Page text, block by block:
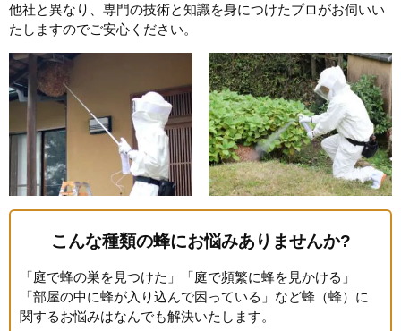
他社と異なり、専門の技術と知識を身につけたプロがお伺いい
たしますのでご安心ください。
こんな種類の蜂にお悩みありませんか?
「庭で蜂の巣を見つけた」「庭で頻繁に蜂を見かける」
「部屋の中に蜂が入り込んで困っている」など蜂（蜂）に
関するお悩みはなんでも解決いたします。